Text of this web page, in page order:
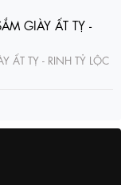
ẤT TỴ - RINH TỶ LỘC